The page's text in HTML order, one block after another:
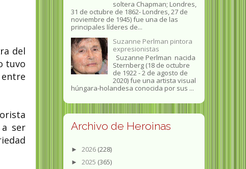
del
tuvo
ser
soltera Chapman; Londres,
31 de octubre de 1862​- Londres, 27 de
noviembre de 1945)​ fue una de las
principales líderes de...
Suzanne Perlman pintora
expresionistas
Suzanne Perlman nacida
Sternberg (18 de octubre
de 1922 - 2 de agosto de
2020) fue una artista visual
húngara-holandesa conocida por sus ...
Archivo de Heroinas
► 2026 (228)
► 2025 (365)